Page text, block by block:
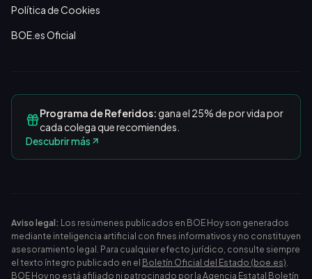
Política de Cookies
BOE.es Oficial
Programa de Referidos:gana el 25% de por vida por
cada colega que recomiendes.
Descubrir más
Aviso legal: Los resúmenes publicados en BOE Hoy son generados
mediante inteligencia artificial con fines informativos y no constituyen
asesoramiento legal. Para cualquier efecto jurídico, consulte siempre
el texto íntegro publicado en el Boletín Oficial del Estado (boe.es).
BOE Hoy no está afiliado ni patrocinado por la Agencia Estatal Boletín